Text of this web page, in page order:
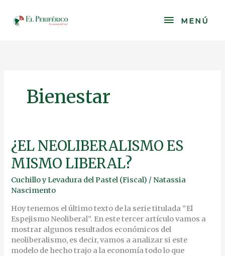
content
MENÚ
MENÚ
Bienestar
¿EL NEOLIBERALISMO ES
MISMO LIBERAL?
Cuchillo y Levadura del Pastel (Fiscal) /Natassia
Nascimento
Hoy tenemos el último texto de la serie titulada “El
Espejismo Neoliberal”. En este tercer artículo vamos a
mostrar algunos resultados económicos del
neoliberalismo, es decir, vamos a analizar si este
modelo de hecho trajo a la economía todo lo que
¿EL
NEOLIBERALISMO
ES
LIBERAL?